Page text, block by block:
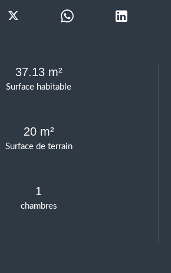
Surface habitable
37.13 m²
Surface de terrain
20 m²
chambres
1